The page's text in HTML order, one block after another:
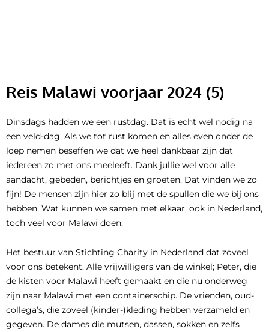
Reis Malawi voorjaar 2024 (5)
Dinsdags hadden we een rustdag. Dat is echt wel nodig na
een veld-dag. Als we tot rust komen en alles even onder de
loep nemen beseffen we dat we heel dankbaar zijn dat
iedereen zo met ons meeleeft. Dank jullie wel voor alle
aandacht, gebeden, berichtjes en groeten. Dat vinden we zo
fijn! De mensen zijn hier zo blij met de spullen die we bij ons
hebben. Wat kunnen we samen met elkaar, ook in Nederland,
toch veel voor Malawi doen.
Het bestuur van Stichting Charity in Nederland dat zoveel
voor ons betekent. Alle vrijwilligers van de winkel; Peter, die
de kisten voor Malawi heeft gemaakt en die nu onderweg
zijn naar Malawi met een containerschip. De vrienden, oud-
collega’s, die zoveel (kinder-)kleding hebben verzameld en
gegeven. De dames die mutsen, dassen, sokken en zelfs